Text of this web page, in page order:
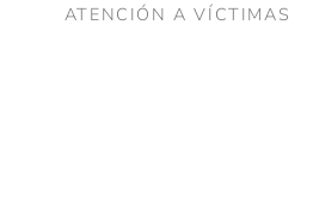
ATENCIÓN A VÍCTIMAS